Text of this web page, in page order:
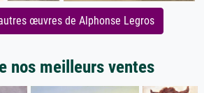
œuvres de Alphonse Legros
nos meilleurs ventes